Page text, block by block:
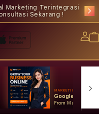
Marketing Terintegrasi
Sekarang !
MARKETING
Google Ads
From Mulai